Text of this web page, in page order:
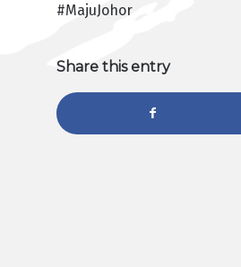
#MajuJohor
Share this entry